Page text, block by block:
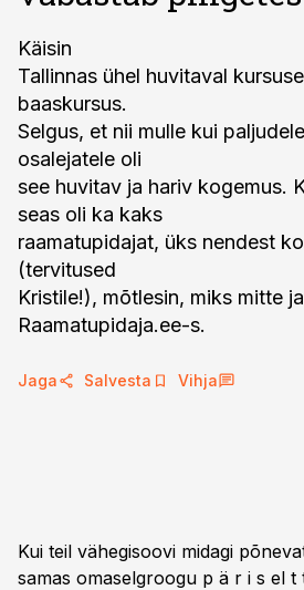
Käisin
Tallinnas ühel huvitaval
baaskursus.
Selgus, et nii mulle kui
osalejatele oli
see huvitav ja hariv kogemus.
seas oli ka kaks
raamatupidajat, üks nendest
(tervitused
Kristile!), mõtlesin, miks mitte
Raamatupidaja.ee-s.
Jaga Salvesta Vihja
Kui teil vähegisoovi midagi
samas omaselgroogu p ä r i s el t